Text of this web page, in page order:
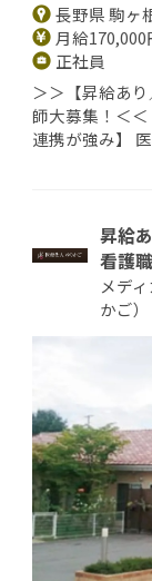
長野県 駒ヶ
月給170,000
正社員
＞＞【昇給あ
師大募集！＜
連携が強み】
昇給
看護
メデ
かご）